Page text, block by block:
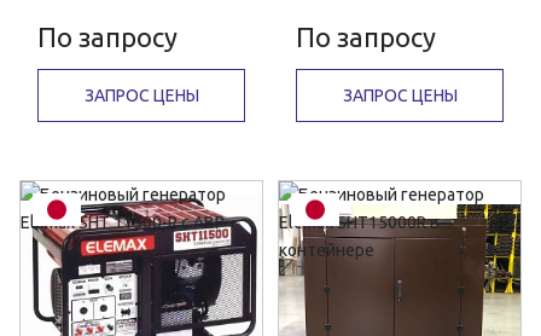
По запросу
ЗАПРОС ЦЕНЫ
По запросу
ЗАПРОС ЦЕНЫ